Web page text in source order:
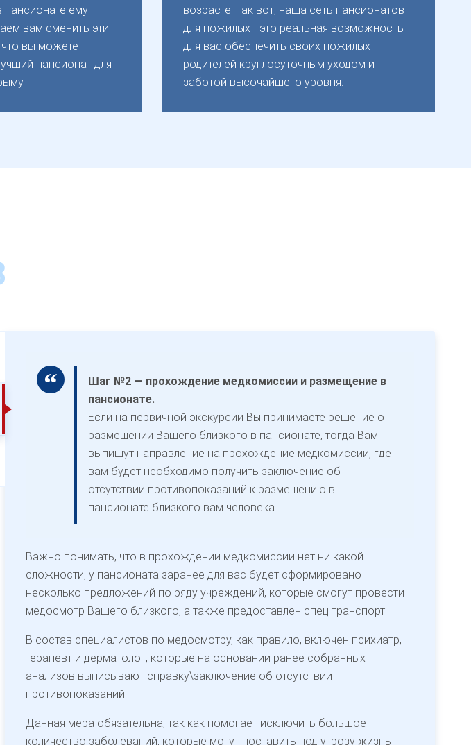
пансионате ему
вам сменить эти
что вы можете
пансионат для
возрасте. Так вот, наша сеть пансионатов
для пожилых - это реальная возможность
для вас обеспечить своих пожилых
родителей круглосуточным уходом и
заботой высочайшего уровня.
Шаг №2 — прохождение медкомиссии и размещение в
пансионате.
Если на первичной экскурсии Вы принимаете решение о
размещении Вашего близкого в пансионате, тогда Вам
выпишут направление на прохождение медкомиссии, где
вам будет необходимо получить заключение об
отсутствии противопоказаний к размещению в
пансионате близкого вам человека.
Важно понимать, что в прохождении медкомиссии нет ни какой
сложности, у пансионата заранее для вас будет сформировано
несколько предложений по ряду учреждений, которые смогут провести
медосмотр Вашего близкого, а также предоставлен спец транспорт.
В состав специалистов по медосмотру, как правило, включен психиатр,
терапевт и дерматолог, которые на основании ранее собранных
анализов выписывают справку\заключение об отсутствии
противопоказаний.
Данная мера обязательна, так как помогает исключить большое
количество заболеваний, которые могут поставить под угрозу жизнь